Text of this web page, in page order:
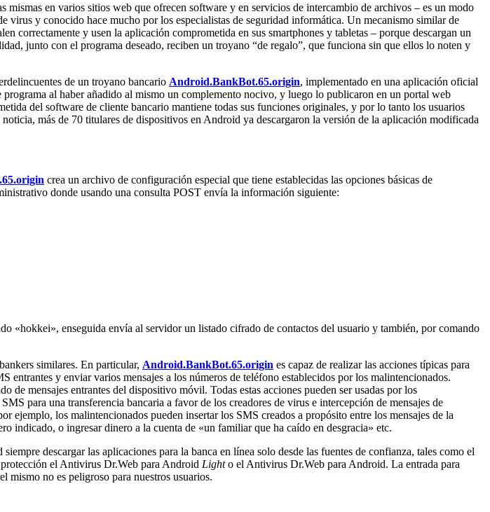
en varios sitios web que ofrecen software y en servicios de intercambio de archivos – es un modo
y conocido hace mucho por los especialistas de seguridad informática. Un mecanismo similar de
correctamente y usen la aplicación comprometida en sus smartphones y tabletas – porque descargan un
junto con el programa deseado, reciben un troyano “de regalo”, que funciona sin que ellos lo noten y
de un troyano bancario Android.BankBot.65.origin, implementado en una aplicación oficial
al haber añadido al mismo un complemento nocivo, y luego lo publicaron en un portal web
del software de cliente bancario mantiene todas sus funciones originales, y por lo tanto los usuarios
más de 70 titulares de dispositivos en Android ya descargaron la versión de la aplicación modificada
crea un archivo de configuración especial que tiene establecidas las opciones básicas de
donde usando una consulta POST envía la información siguiente:
«hokkei», enseguida envía al servidor un listado cifrado de contactos del usuario y también, por comando
similares. En particular, Android.BankBot.65.origin es capaz de realizar las acciones típicas para
y enviar varios mensajes a los números de teléfono establecidos por los malintencionados.
de mensajes entrantes del dispositivo móvil. Todas estas acciones pueden ser usadas por los
para una transferencia bancaria a favor de los creadores de virus e intercepción de mensajes de
los malintencionados pueden insertar los SMS creados a propósito entre los mensajes de la
indicado, o ingresar dinero a la cuenta de «un familiar que ha caído en desgracia» etc.
descargar las aplicaciones para la banca en línea solo desde las fuentes de confianza, tales como el
el Antivirus Dr.Web para Android Lighto el Antivirus Dr.Web para Android. La entrada para
mismo no es peligroso para nuestros usuarios.